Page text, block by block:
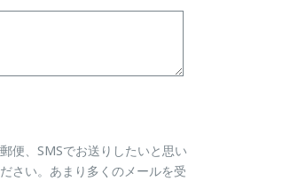
便、SMSでお送りしたいと思い
さい。あまり多くのメールを受